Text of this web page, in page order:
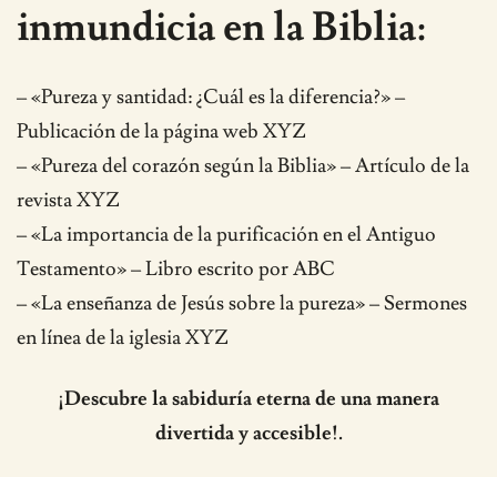
inmundicia en la Biblia:
– «Pureza y santidad: ¿Cuál es la diferencia?» –
Publicación de la página web XYZ
– «Pureza del corazón según la Biblia» – Artículo de la
revista XYZ
– «La importancia de la purificación en el Antiguo
Testamento» – Libro escrito por ABC
– «La enseñanza de Jesús sobre la pureza» – Sermones
en línea de la iglesia XYZ
¡Descubre la sabiduría eterna de una manera
divertida y accesible!.